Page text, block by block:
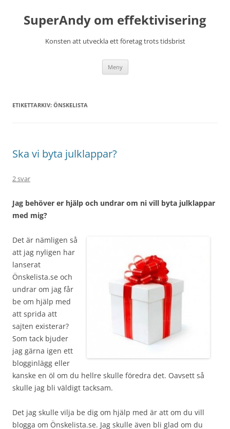
innehåll
SuperAndy om effektivisering
Konsten att utveckla ett företag trots tidsbrist
Meny
ETIKETTARKIV: ÖNSKELISTA
Ska vi byta julklappar?
2 svar
Jag behöver er hjälp och undrar om ni vill byta julklappar
med mig?
Det är nämligen så
att jag nyligen har
lanserat
Önskelista.se och
undrar om jag får
be om hjälp med
att sprida att
sajten existerar?
Som tack bjuder
jag gärna igen ett
blogginlägg eller
kanske en öl om du hellre skulle föredra det. Oavsett så
skulle jag bli väldigt tacksam.
Det jag skulle vilja be dig om hjälp med är att om du vill
blogga om Önskelista.se. Jag skulle även bli glad om du